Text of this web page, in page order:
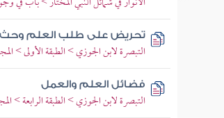
تحريض على طلب العلم وحث
التبصرة لابن الجوزي > الطبقة الأولى
فضائل العلم والعمل
التبصرة لابن الجوزي > الطبقة الرابعة >